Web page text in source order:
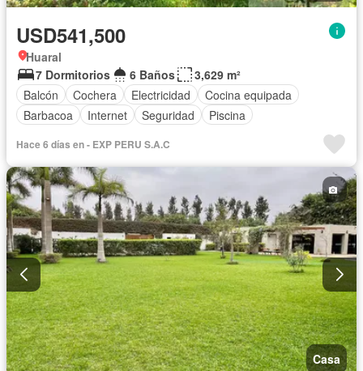
USD541,500
Huaral
7 Dormitorios
6 Baños
3,629 m²
Balcón
Cochera Electricidad
Cocina equipada
Barbacoa
Internet Seguridad Piscina
Hace 6 días en - EXP PERU S.A.C
Casa